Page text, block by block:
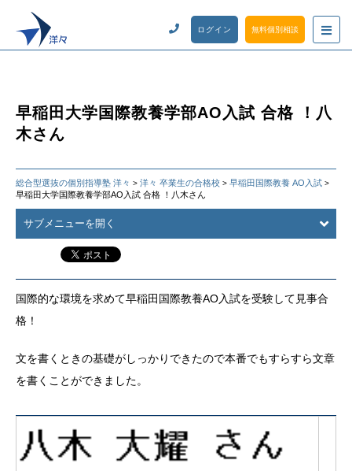
ログイン 無料個別相談
早稲田大学国際教養学部AO入試 合格 ！八
木さん
総合型選抜の個別指導塾 洋々 > 洋々 卒業生の合格校 > 早稲田国際教養 AO入試 >
早稲田大学国際教養学部AO入試 合格 ！八木さん
サブメニューを開く
国際的な環境を求めて早稲田国際教養AO入試を受験して見事合
格！
文を書くときの基礎がしっかりできたので本番でもすらすら文章
を書くことができました。